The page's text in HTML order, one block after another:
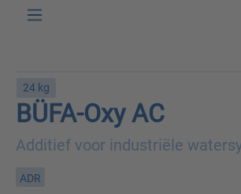
24 kg
BÜFA-Oxy AC
Additief voor industriële
ADR